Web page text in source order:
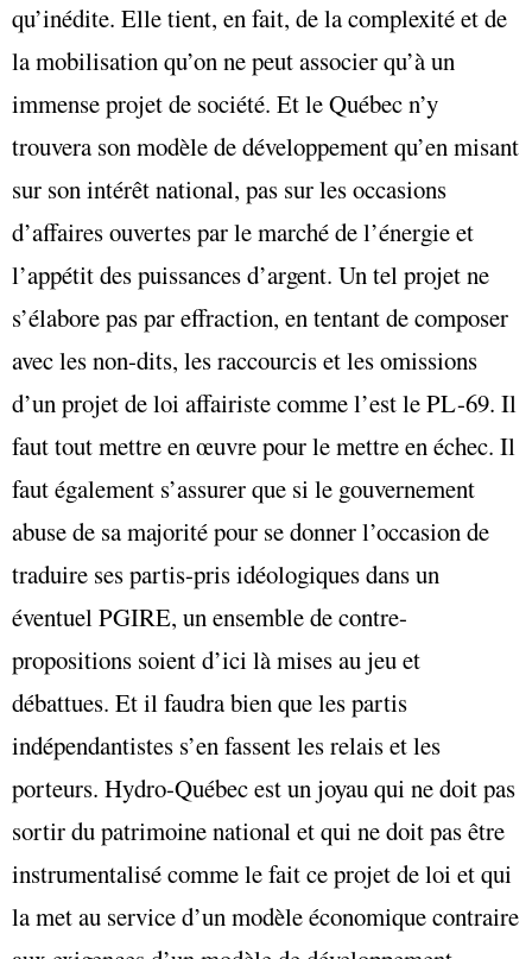
qu’inédite. Elle tient, en fait, de la complexité et de
la mobilisation qu’on ne peut associer qu’à un
immense projet de société. Et le Québec n’y
trouvera son modèle de développement qu’en misant
sur son intérêt national, pas sur les occasions
d’affaires ouvertes par le marché de l’énergie et
l’appétit des puissances d’argent. Un tel projet ne
s’élabore pas par effraction, en tentant de composer
avec les non-dits, les raccourcis et les omissions
d’un projet de loi affairiste comme l’est le PL-69. Il
faut tout mettre en œuvre pour le mettre en échec. Il
faut également s’assurer que si le gouvernement
abuse de sa majorité pour se donner l’occasion de
traduire ses partis-pris idéologiques dans un
éventuel PGIRE, un ensemble de contre-
propositions soient d’ici là mises au jeu et
débattues. Et il faudra bien que les partis
indépendantistes s’en fassent les relais et les
porteurs. Hydro-Québec est un joyau qui ne doit pas
sortir du patrimoine national et qui ne doit pas être
instrumentalisé comme le fait ce projet de loi et qui
la met au service d’un modèle économique contraire